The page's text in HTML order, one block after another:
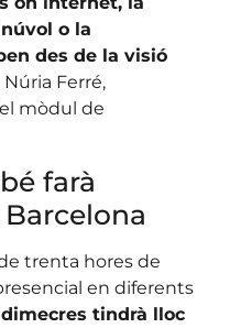
o la
des de la visió
Ferré,
mòdul de
farà
trenta hores de
en diferents
tindrà lloc